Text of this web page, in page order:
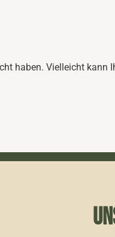
haben. Vielleicht kann